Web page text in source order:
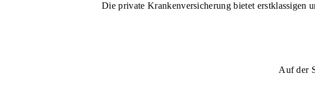
Die private Krankenversicherung bietet erstklassigen
Auf der